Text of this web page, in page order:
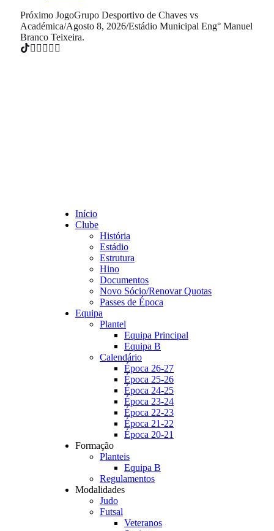
Próximo JogoGrupo Desportivo de Chaves vs
Académica/Agosto 8, 2026/Estádio Municipal Eng° Manuel
Branco Teixeira.
Início
Clube
História
Estádio
Estrutura
Hino
Documentos
Novo Sócio/Renovar Quotas
Passes de Época
Equipa
Plantel
Equipa Principal
Equipa B
Calendário
Época 26-27
Época 25-26
Época 24-25
Época 23-24
Época 22-23
Época 21-22
Época 20-21
Formação
Planteis
Equipa B
Regulamentos
Modalidades
Judo
Futsal
Veteranos